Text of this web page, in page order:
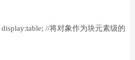
//将对象作为块元素级的